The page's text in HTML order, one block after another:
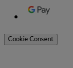
Cookie Consent